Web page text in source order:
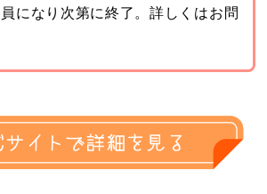
になり次第に終了。詳しくはお問